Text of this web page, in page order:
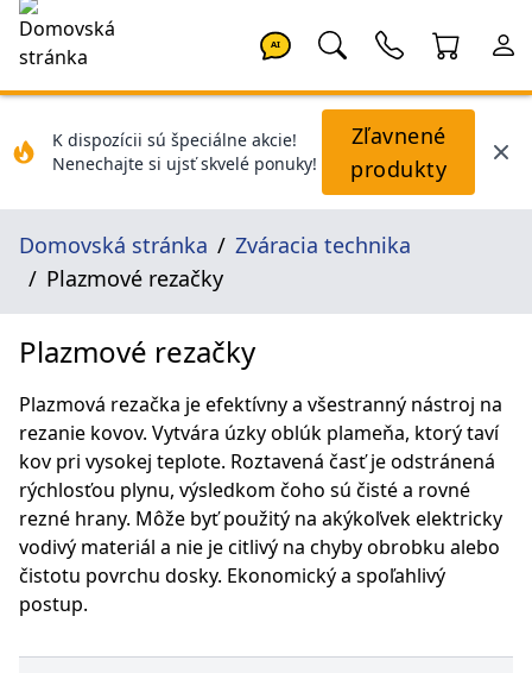
AI
K dispozícii sú špeciálne akcie!
Nenechajte si ujsť skvelé ponuky!
Zľavnené
produkty
Domovská stránka
Zváracia technika
Plazmové rezačky
Plazmové rezačky
Plazmová rezačka je efektívny a všestranný nástroj na
rezanie kovov. Vytvára úzky oblúk plameňa, ktorý taví
kov pri vysokej teplote. Roztavená časť je odstránená
rýchlosťou plynu, výsledkom čoho sú čisté a rovné
rezné hrany. Môže byť použitý na akýkoľvek elektricky
vodivý materiál a nie je citlivý na chyby obrobku alebo
čistotu povrchu dosky. Ekonomický a spoľahlivý
postup.